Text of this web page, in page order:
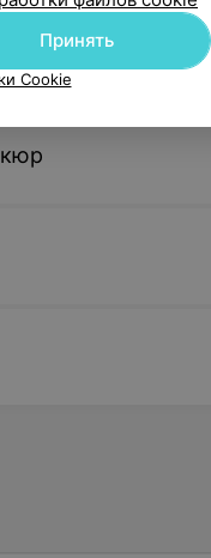
волос)
волос)
Принять
Cookie